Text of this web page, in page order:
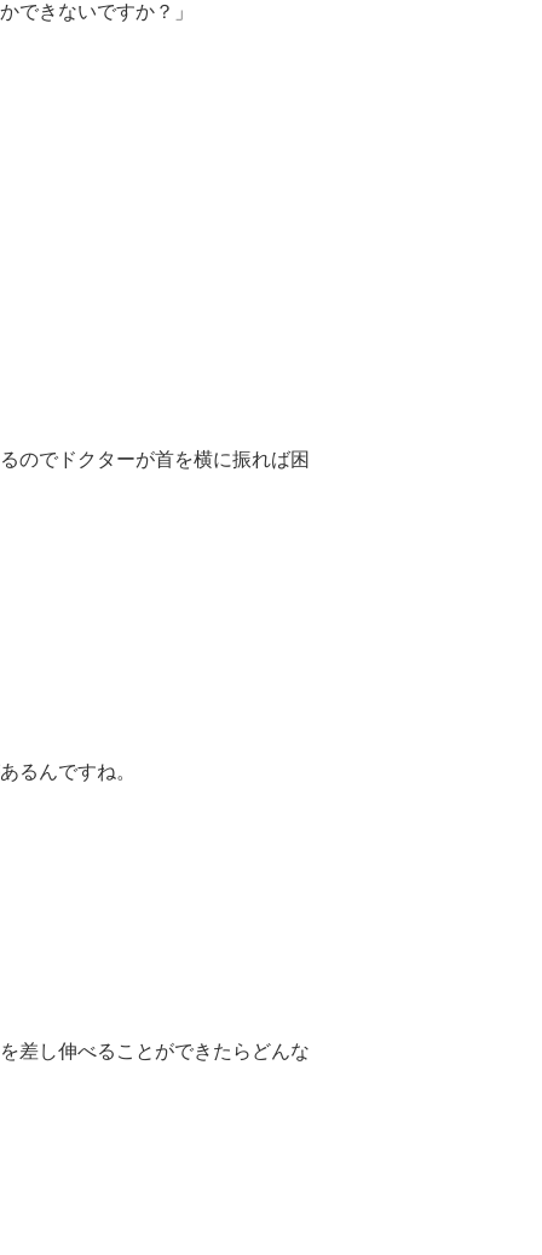
できないですか？」
のでドクターが首を横に振れば困
る んですね。
差し伸べることができたらどんな